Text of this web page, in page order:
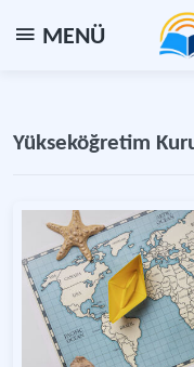
MENÜ
Yükseköğretim